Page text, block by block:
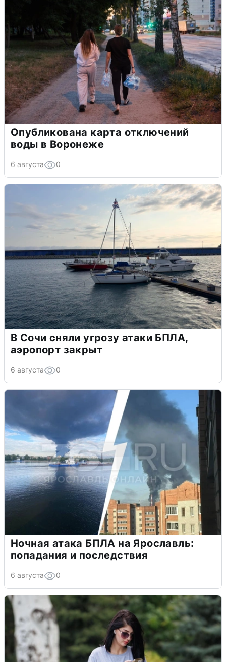
Опубликована карта отключений
воды в Воронеже
6 августа 0
В Сочи сняли угрозу атаки БПЛА,
аэропорт закрыт
6 августа 0
Ночная атака БПЛА на Ярославль:
попадания и последствия
6 августа 0